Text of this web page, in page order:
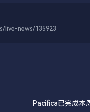
live-news/135923
Pacifica已完成本